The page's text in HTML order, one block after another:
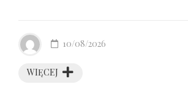
WIĘCEJ
10/08/2026